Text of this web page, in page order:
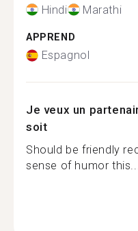
Hindi Marathi
APPREND
Espagnol
Je veux un
soit
Should be friendly
sense of humor